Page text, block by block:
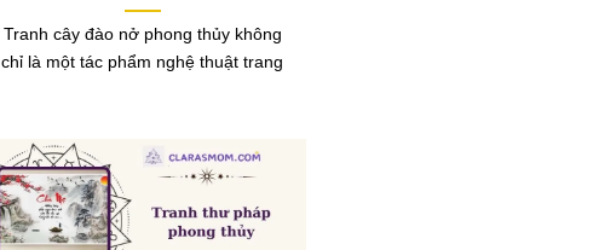
Tranh cây đào nở phong thủy không
chỉ là một tác phẩm nghệ thuật trang